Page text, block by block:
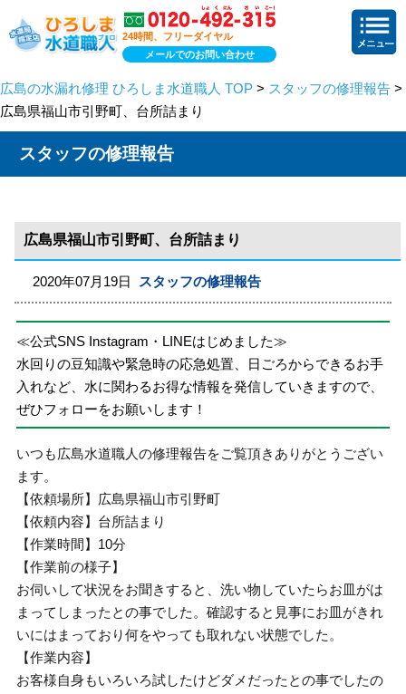
24時間、フリーダイヤル
メールでのお問い合わせ
広島の水漏れ修理 ひろしま水道職人 TOP > スタッフの修理報告 >
広島県福山市引野町、台所詰まり
スタッフの修理報告
広島県福山市引野町、台所詰まり
2020年07月19日 スタッフの修理報告
≪公式SNS Instagram・LINEはじめました≫
水回りの豆知識や緊急時の応急処置、日ごろからできるお手
入れなど、水に関わるお得な情報を発信していきますので、
ぜひフォローをお願いします！
いつも広島水道職人の修理報告をご覧頂きありがとうござい
ます。
【依頼場所】広島県福山市引野町
【依頼内容】台所詰まり
【作業時間】10分
【作業前の様子】
お伺いして状況をお聞きすると、洗い物していたらお皿がは
まってしまったとの事でした。確認すると見事にお皿がきれ
いにはまっており何をやっても取れない状態でした。
【作業内容】
お客様自身もいろいろ試したけどダメだったとの事でしたの